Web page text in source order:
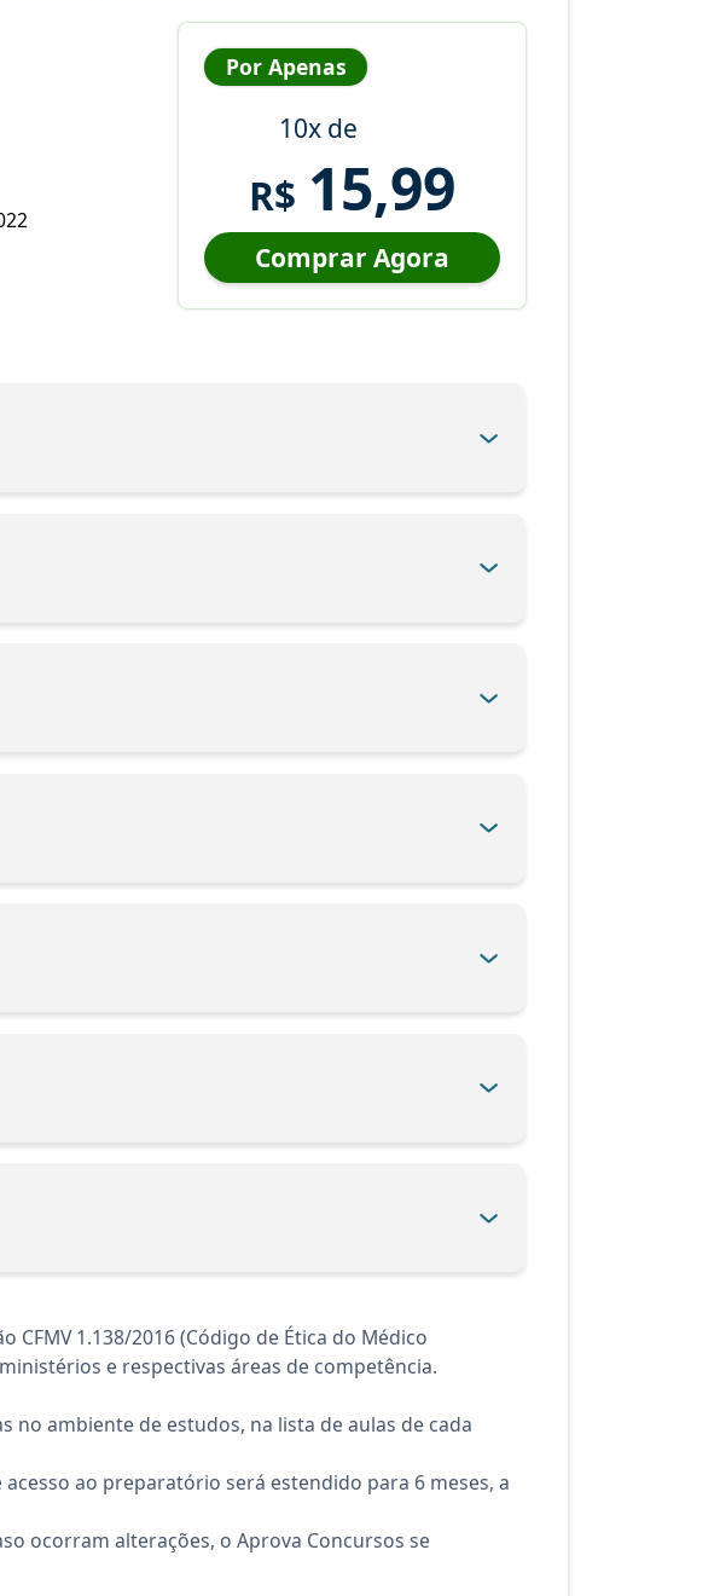
Por Apenas
10x de
R$ 15,99
Comprar Agora
1.138/2016 (Código de Ética do Médico
e respectivas áreas de competência.
no ambiente de estudos, na lista de aulas de cada
ao preparatório será estendido para 6 meses, a
ocorram alterações, o Aprova Concursos se